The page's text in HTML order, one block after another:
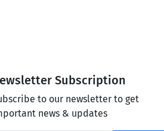
Subscription
to our newsletter to get
news & updates